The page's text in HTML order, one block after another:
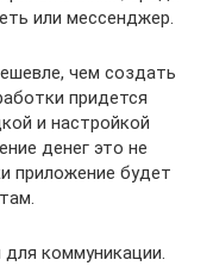
или мессенджер.
чем создать
придется
и настройкой
денег это не
приложение будет
коммуникации.